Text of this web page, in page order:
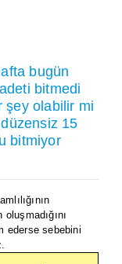
bugün
bitmedi
şey olabilir mi
15
bitmiyor
ederse sebebini